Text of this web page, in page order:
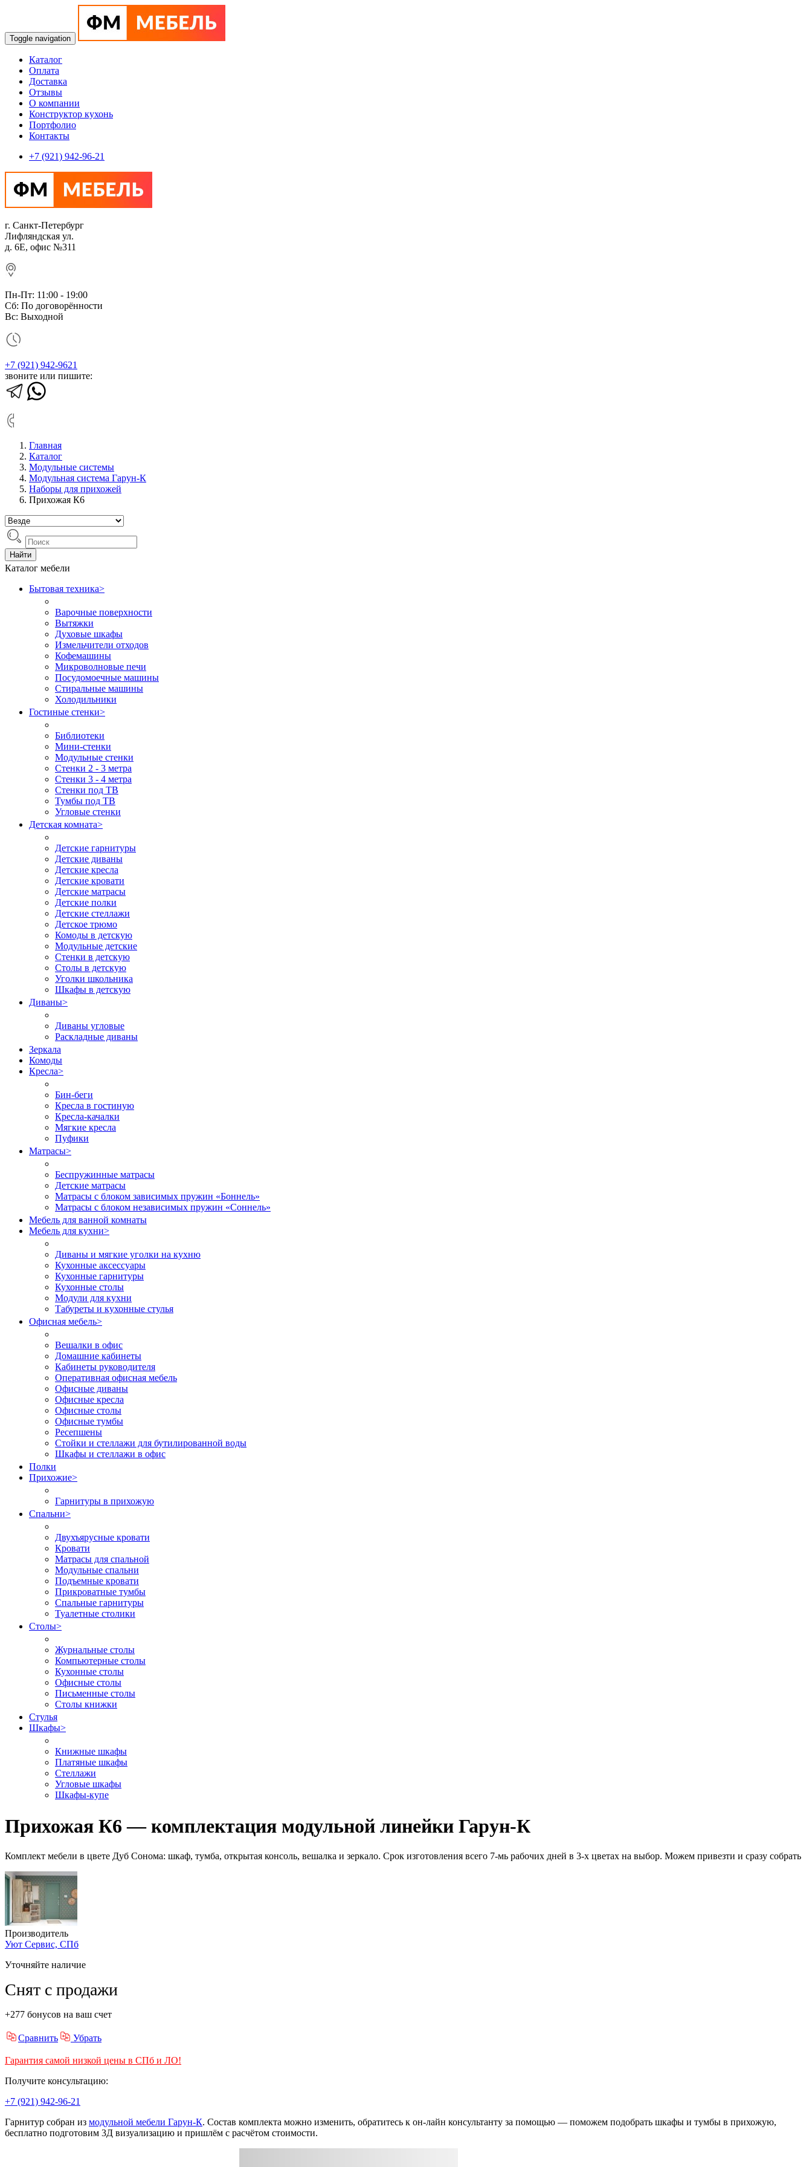
Toggle navigation
Каталог
Оплата
Доставка
Отзывы
О компании
Конструктор кухонь
Портфолио
Контакты
+7 (921) 942-96-21
г. Санкт-Петербург
Лифляндская ул.
д. 6Е, офис №311
Пн-Пт: 11:00 - 19:00
Сб: По договорённости
Вс: Выходной
+7 (921) 942-9621
звоните или пишите:
Главная
Каталог
Модульные системы
Модульная система Гарун-К
Наборы для прихожей
Прихожая К6
Найти
Каталог мебели
Бытовая техника>
Варочные поверхности
Вытяжки
Духовые шкафы
Измельчители отходов
Кофемашины
Микроволновые печи
Посудомоечные машины
Стиральные машины
Холодильники
Гостиные стенки>
Библиотеки
Мини-стенки
Модульные стенки
Стенки 2 - 3 метра
Стенки 3 - 4 метра
Стенки под ТВ
Тумбы под ТВ
Угловые стенки
Детская комната>
Детские гарнитуры
Детские диваны
Детские кресла
Детские кровати
Детские матрасы
Детские полки
Детские стеллажи
Детское трюмо
Комоды в детскую
Модульные детские
Стенки в детскую
Столы в детскую
Уголки школьника
Шкафы в детскую
Диваны>
Диваны угловые
Раскладные диваны
Зеркала
Комоды
Кресла>
Бин-беги
Кресла в гостиную
Кресла-качалки
Мягкие кресла
Пуфики
Матрасы>
Беспружинные матрасы
Детские матрасы
Матрасы с блоком зависимых пружин «Боннель»
Матрасы с блоком независимых пружин «Соннель»
Мебель для ванной комнаты
Мебель для кухни>
Диваны и мягкие уголки на кухню
Кухонные аксессуары
Кухонные гарнитуры
Кухонные столы
Модули для кухни
Табуреты и кухонные стулья
Офисная мебель>
Вешалки в офис
Домашние кабинеты
Кабинеты руководителя
Оперативная офисная мебель
Офисные диваны
Офисные кресла
Офисные столы
Офисные тумбы
Ресепшены
Стойки и стеллажи для бутилированной воды
Шкафы и стеллажи в офис
Полки
Прихожие>
Гарнитуры в прихожую
Спальни>
Двухъярусные кровати
Кровати
Матрасы для спальной
Модульные спальни
Подъемные кровати
Прикроватные тумбы
Спальные гарнитуры
Туалетные столики
Столы>
Журнальные столы
Компьютерные столы
Кухонные столы
Офисные столы
Письменные столы
Столы книжки
Стулья
Шкафы>
Книжные шкафы
Платяные шкафы
Стеллажи
Угловые шкафы
Шкафы-купе
Прихожая К6 — комплектация модульной линейки Гарун-К
Комплект мебели в цвете Дуб Сонома: шкаф, тумба, открытая консоль, вешалка и зеркало. Срок изготовления всего 7-мь рабочих дней в 3-х цветах на выбор. Можем привезти и сразу собрать
Производитель
Уют Сервис, СПб
Уточняйте наличие
Снят с продажи
+277 бонусов на ваш счет
Сравнить Убрать
Гарантия самой низкой цены в СПб и ЛО!
Получите консультацию:
+7 (921) 942-96-21
Гарнитур собран из модульной мебели Гарун-К. Состав комплекта можно изменить, обратитесь к он-лайн консультанту за помощью — поможем подобрать шкафы и тумбы в прихожую,
бесплатно подготовим 3Д визуализацию и пришлём с расчётом стоимости.